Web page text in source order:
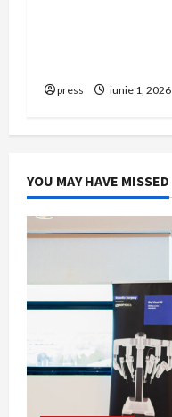
press iunie 1, 2026
YOU MAY HAVE MISSED